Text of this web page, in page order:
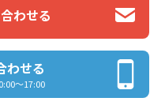
わせる
わせる
〜17:00